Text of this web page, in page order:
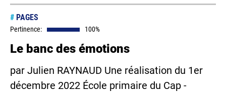
# PAGES
Pertinence: 100%
Le banc des émotions
par Julien RAYNAUD Une réalisation du 1er
décembre 2022 École primaire du Cap -